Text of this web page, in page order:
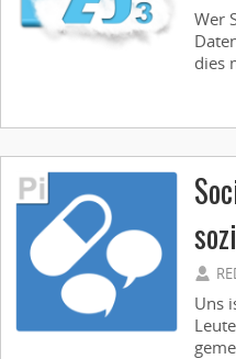
Wer
dies
Uns